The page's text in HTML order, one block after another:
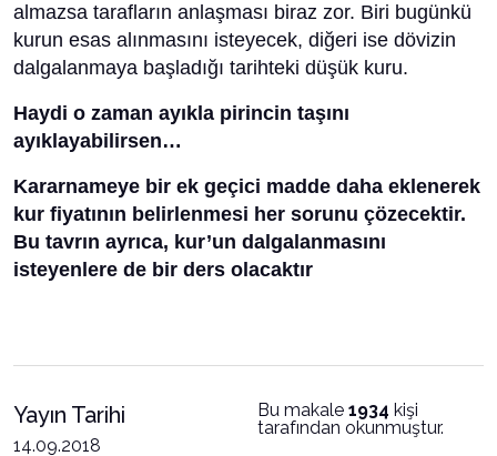
almazsa tarafların anlaşması biraz zor. Biri bugünkü
kurun esas alınmasını isteyecek, diğeri ise dövizin
dalgalanmaya başladığı tarihteki düşük kuru.
Haydi o zaman ayıkla pirincin taşını
ayıklayabilirsen…
Kararnameye bir ek geçici madde daha eklenerek
kur fiyatının belirlenmesi her sorunu çözecektir.
Bu tavrın ayrıca, kur’un dalgalanmasını
isteyenlere de bir ders olacaktır
Yayın Tarihi
14.09.2018
Bu makale 1934 kişi
tarafından okunmuştur.